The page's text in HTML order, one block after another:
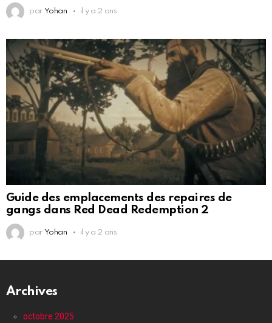
par Yohan il y a 2 ans
Guide des emplacements des repaires de
gangs dans Red Dead Redemption 2
par Yohan il y a 2 ans
Archives
octobre 2025